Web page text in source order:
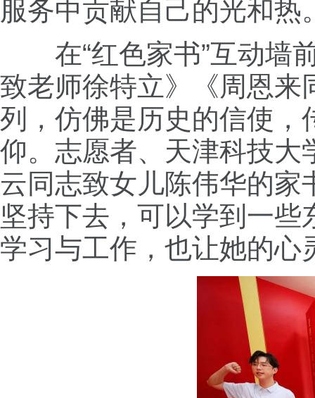
服务中贡献自己的光和热
在“红色家书”互动墙前
致老师徐特立》《周恩来
列，仿佛是历史的信使，
仰。志愿者、天津科技大
云同志致女儿陈伟华的家
坚持下去，可以学到一
学习与工作，也让她的心